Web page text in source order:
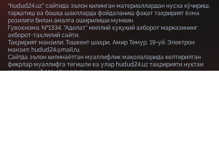
“hudud24.uz” сайтида эълон қилинган материаллардан нусха кўчириш,
тарқатиш ва бошқа шаклларда фойдаланиш фақат таҳририят ёзма
розилиги билан амалга оширилиши мумкин.
Гувоҳнома: №1334. “Адолат” миллий ҳуқуқий ахборот марказининг
ахборот-таҳлилий сайти.
Таҳририят манзили: Тошкент шаҳри, Амир Темур, 19-уй. Электрон
манзил: hudud24@mail.ru.
Сайтда эълон қилинаётган муаллифлик мақолаларида келтирилган
фикрлар муаллифга тегишли ва улар hudud24.uz таҳририяти нуқтаи
назарини ифода этмаслиги мумкин.